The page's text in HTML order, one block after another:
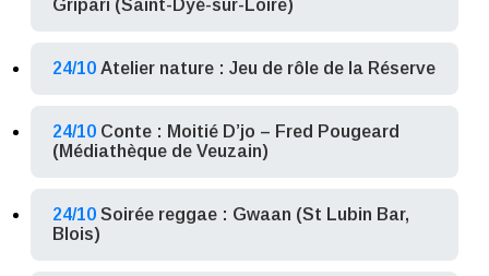
Gripari (Saint-Dyé-sur-Loire)
24/10 Atelier nature : Jeu de rôle de la Réserve
24/10 Conte : Moitié D’jo – Fred Pougeard
(Médiathèque de Veuzain)
24/10 Soirée reggae : Gwaan (St Lubin Bar,
Blois)